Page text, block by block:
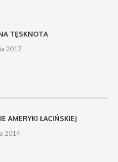
TĘSKNOTA
2017
AMERYKI ŁACIŃSKIEJ
2014